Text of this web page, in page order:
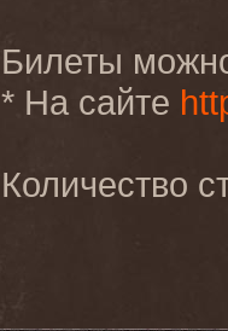
Билеты
* На сайте
Количество